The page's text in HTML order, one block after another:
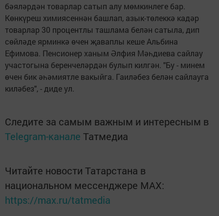
бәяләрдән товарлар сатып алу мөмкинлеге бар.
Көнкүреш химиясеннән башлап, азык-төлеккә кадәр
товарлар 30 процентлы ташлама белән сатыла, дип
сөйләде ярминкә өчен җаваплы кеше Альбина
Ефимова. Пенсионер ханым Әлфия Мәһдиева сайлау
участогына беренчеләрдән булып килгән. "Бу - минем
өчен бик әһәмиятле вакыйга. Гаиләбез белән сайлауга
киләбез", - диде ул.
Следите за самым важным и интересным в
Telegram-канале Татмедиа
Читайте новости Татарстана в
национальном мессенджере MАХ:
https://max.ru/tatmedia